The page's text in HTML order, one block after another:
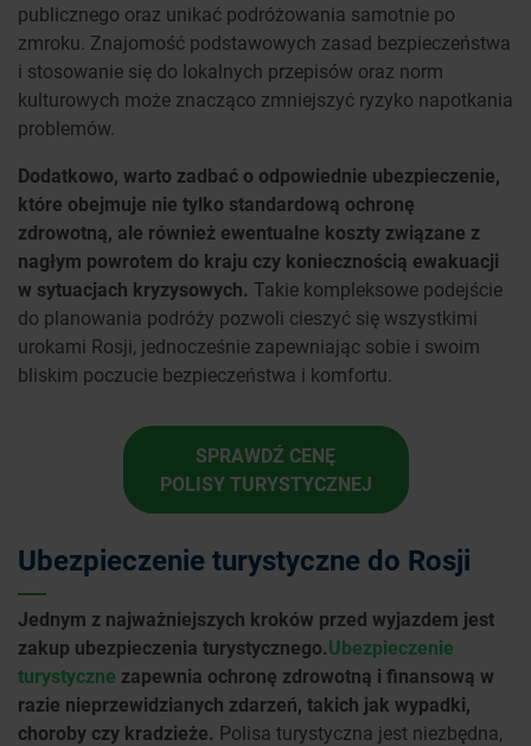
publicznego oraz unikać podróżowania samotnie po
zmroku. Znajomość podstawowych zasad bezpieczeństwa
i stosowanie się do lokalnych przepisów oraz norm
kulturowych może znacząco zmniejszyć ryzyko napotkania
problemów.
Dodatkowo, warto zadbać o odpowiednie ubezpieczenie,
które obejmuje nie tylko standardową ochronę
zdrowotną, ale również ewentualne koszty związane z
nagłym powrotem do kraju czy koniecznością ewakuacji
w sytuacjach kryzysowych. Takie kompleksowe podejście
do planowania podróży pozwoli cieszyć się wszystkimi
urokami Rosji, jednocześnie zapewniając sobie i swoim
bliskim poczucie bezpieczeństwa i komfortu.
SPRAWDŹ CENĘ
POLISY TURYSTYCZNEJ
Ubezpieczenie turystyczne do Rosji
Jednym z najważniejszych kroków przed wyjazdem jest
zakup ubezpieczenia turystycznego.Ubezpieczenie
turystyczne zapewnia ochronę zdrowotną i finansową w
razie nieprzewidzianych zdarzeń, takich jak wypadki,
choroby czy kradzieże. Polisa turystyczna jest niezbędna,